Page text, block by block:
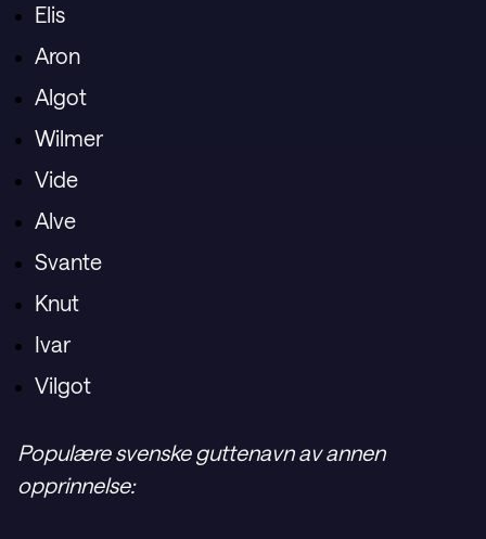
Elis
Aron
Algot
Wilmer
Vide
Alve
Svante
Knut
Ivar
Vilgot
Populære svenske guttenavn av annen
opprinnelse: